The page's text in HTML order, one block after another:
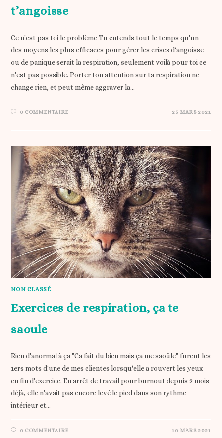
t’angoisse
Ce n'est pas toi le problème Tu entends tout le temps qu'un
des moyens les plus efficaces pour gérer les crises d'angoisse
ou de panique serait la respiration, seulement voilà pour toi ce
n'est pas possible. Porter ton attention sur ta respiration ne
change rien, et peut même aggraver la…
0 COMMENTAIRE 25 MARS 2021
NON CLASSÉ
Exercices de respiration, ça te
saoule
Rien d'anormal à ça "Ca fait du bien mais ça me saoûle" furent les
1ers mots d'une de mes clientes lorsqu'elle a rouvert les yeux
en fin d'exercice. En arrêt de travail pour burnout depuis 2 mois
déjà, elle n'avait pas encore levé le pied dans son rythme
intérieur et…
0 COMMENTAIRE 10 MARS 2021